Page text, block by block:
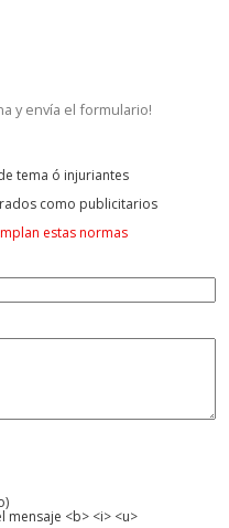
y envía el formulario!
tema ó injuriantes
como publicitarios
estas normas
mensaje <b> <i> <u>